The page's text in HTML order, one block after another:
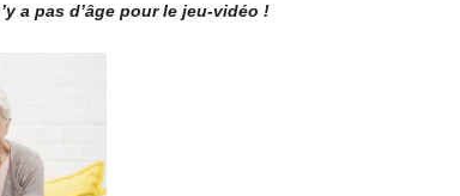
a pas d’âge pour le jeu-vidéo !